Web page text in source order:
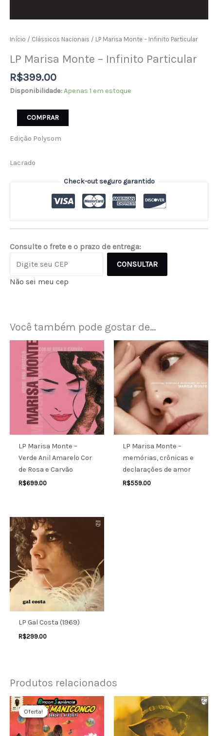
Início / Clássicos Nacionais / LP Marisa Monte – Infinito Particular
LP Marisa Monte – Infinito Particular
R$399.00
Disponibilidade:Apenas 1 em estoque
COMPRAR
Edição Polysom
Lacrado
Check-out seguro garantido
Consulte o frete e o prazo de entrega:
CONSULTAR
Não sei meu cep
Você também pode gostar de…
LP Marisa Monte –
Verde Anil Amarelo Cor
de Rosa e Carvão
R$699.00
LP Marisa Monte –
memórias, crônicas e
declarações de amor
R$559.00
LP Gal Costa (1969)
R$299.00
Produtos relacionados
Oferta!
Oferta!
O
preço
original
era:
R$250.00.
O
preço
atual
R$220.00.